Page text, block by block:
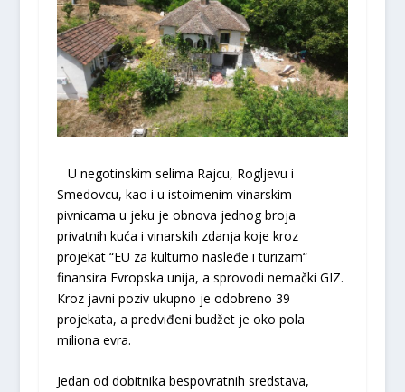
U negotinskim selima Rajcu, Rogljevu i
Smedovcu, kao i u istoimenim vinarskim
pivnicama u jeku je obnova jednog broja
privatnih kuća i vinarskih zdanja koje kroz
projekat “EU za kulturno nasleđe i turizam“
finansira Evropska unija, a sprovodi nemački GIZ.
Kroz javni poziv ukupno je odobreno 39
projekata, a predviđeni budžet je oko pola
miliona evra.
Jedan od dobitnika bespovratnih sredstava,